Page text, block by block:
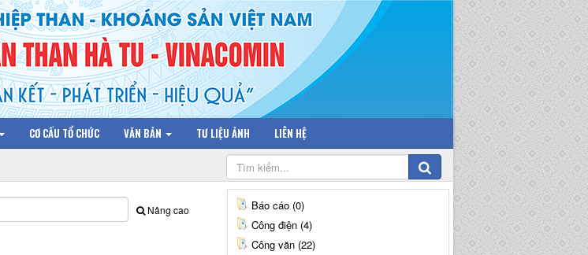
CƠ CẤU TỔ CHỨC VĂN BẢN TƯ LIỆU ẢNH LIÊN HỆ
Nâng cao
Báo cáo (0)
Công điện (4)
Công văn (22)